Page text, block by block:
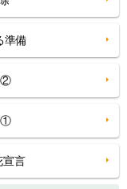
準備
②
①
宣言